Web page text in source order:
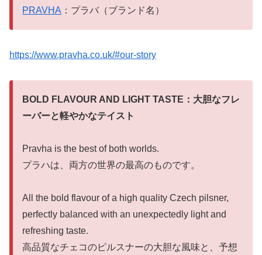
PRAVHA ：プラバ（ブランド名）
https://www.pravha.co.uk/#our-story
BOLD FLAVOUR AND LIGHT TASTE：大胆なフレ
ーバーと軽やかなテイスト
Pravha is the best of both worlds.
プラハは、両方の世界の最高のものです。
All the bold flavour of a high quality Czech pilsner,
perfectly balanced with an unexpectedly light and
refreshing taste.
高品質なチェコのピルスナーの大胆な風味と、予想